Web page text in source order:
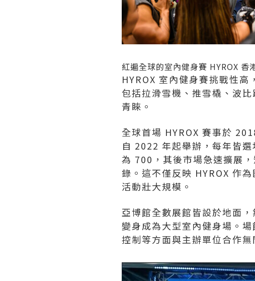
紅遍全球的室內健身賽 HYROX
HYROX 室內健身賽挑戰性
包括拉滑雪機、推雪橇、波
青睞。
全球首場 HYROX 賽事於
自 2022 年起舉辦，每年皆
為 700，其後市場急速擴展
錄。這不僅反映 HYROX 作
活動壯大規模。
亞博館全數展館皆設於地面
變身成為大型室內健身場。
控制等方面與主辦單位合作